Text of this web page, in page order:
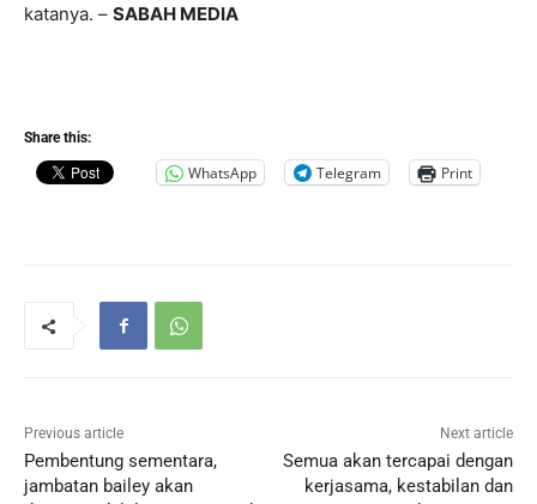
katanya. – SABAH MEDIA
Share this:
WhatsApp Telegram Print
Previous article
Pembentung sementara,
jambatan bailey akan
Next article
Semua akan tercapai dengan
kerjasama, kestabilan dan